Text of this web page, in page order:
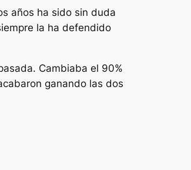
años ha sido sin duda
la ha defendido
Cambiaba el 90%
ganando las dos